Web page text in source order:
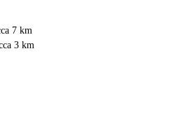
7 km
3 km